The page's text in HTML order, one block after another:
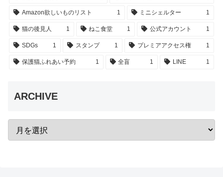
Amazon欲しいものリスト 1 ミニシェルター 1
猫の後見人 1 ねこ食堂 1 公式アカウント 1
SDGs 1 スタンプ 1 プレミアアクセス権 1
保護猫ふれあい予約 1 全盲 1 LINE 1
ARCHIVE